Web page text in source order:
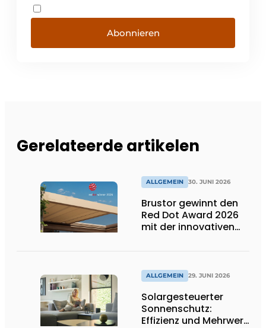
Abonnieren
Gerelateerde artikelen
ALLGEMEIN 30. JUNI 2026
Brustor gewinnt den
Red Dot Award 2026
mit der innovativen
ALLGEMEIN 29. JUNI 2026
Solargesteuerter
Sonnenschutz:
Effizienz und Mehrwert